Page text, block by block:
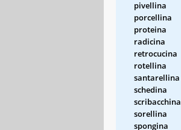
pivellina
porcellina
proteina
radicina
retrocucina
rotellina
santarellina
schedina
scribacchina
sorellina
spongina